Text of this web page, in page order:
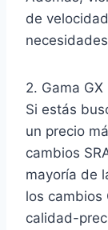
de
2. Gama GX
Si estás
un precio
cambios
mayoría de
los cambios
calidad-